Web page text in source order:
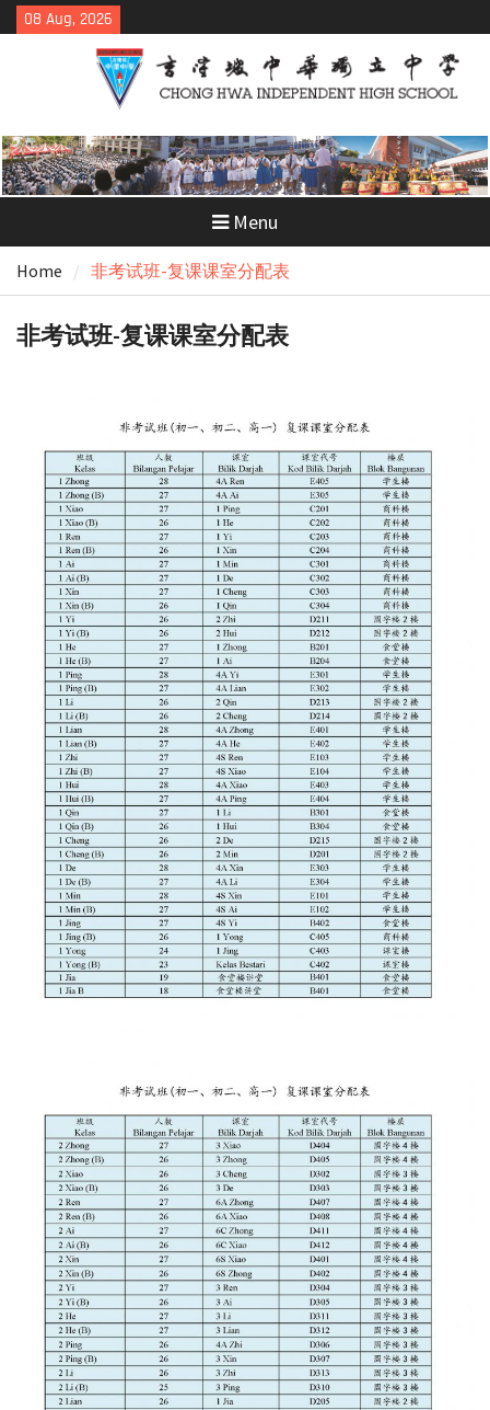
Skip
to
08 Aug, 2026
Menu
Home 非考试班-复课课室分配表
非考试班-复课课室分配表